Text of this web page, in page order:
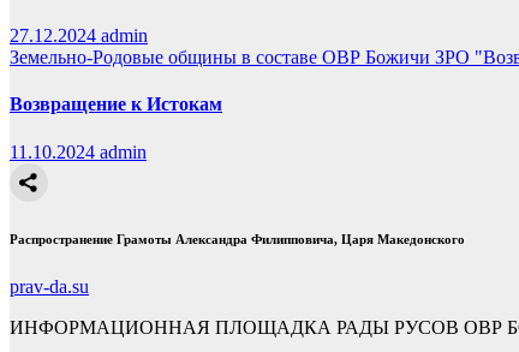
27.12.2024 admin
Земельно-Родовые общины в составе ОВР Божичи ЗРО
Возвращение к Истокам
11.10.2024 admin
Распространение Грамоты Александра Филипповича, Царя Македонского
prav-da.su
ИНФОРМАЦИОННАЯ ПЛОЩАДКА РАДЫ РУСОВ ОВР